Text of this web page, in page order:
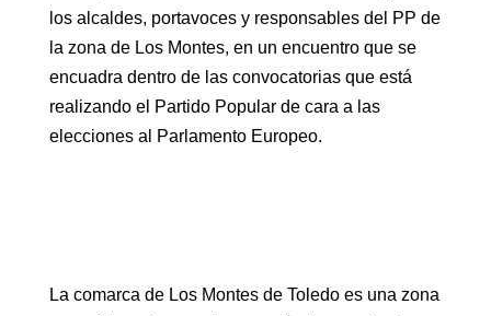
los alcaldes, portavoces y responsables del PP de
la zona de Los Montes, en un encuentro que se
encuadra dentro de las convocatorias que está
realizando el Partido Popular de cara a las
elecciones al Parlamento Europeo.
La comarca de Los Montes de Toledo es una zona